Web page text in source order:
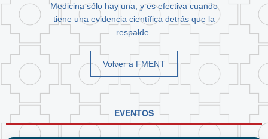
Medicina sólo hay una, y es efectiva cuando
tiene una evidencia científica detrás que la
respalde.
Volver a FMENT
EVENTOS